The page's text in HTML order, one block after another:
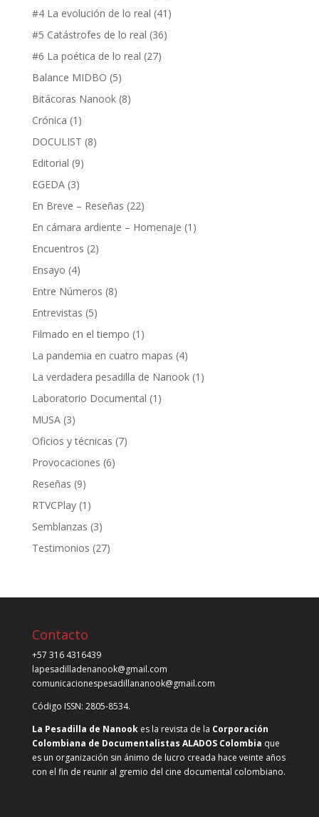
#4 La evolución de lo real (41)
#5 Catástrofes de lo real (36)
#6 La poética de lo real (27)
Balance MIDBO (5)
Bitácoras Nanook(8)
Crónica (1)
DOCULIST (8)
Editorial (9)
EGEDA(3)
En Breve – Reseñas (22)
En cámara ardiente – Homenaje (1)
Encuentros (2)
Ensayo (4)
Entre Números (8)
Entrevistas (5)
Filmado en el tiempo (1)
La pandemia en cuatro mapas (4)
La verdadera pesadilla de Nanook(1)
Laboratorio Documental (1)
MUSA(3)
Oficios y técnicas (7)
Provocaciones (6)
Reseñas (9)
RTVCPlay(1)
Semblanzas (3)
Testimonios (27)
Contacto
+57 316 4316439
lapesadilladenanook@gmail.com
comunicacionespesadillananook@gmail.com
Código ISSN: 2805-8534.
La Pesadilla de Nanookes la revista de la Corporación
Colombiana de Documentalistas ALADOS Colombia que
es un organización sin ánimo de lucro creada hace veinte años
con el fin de reunir al gremio del cine documental colombiano.